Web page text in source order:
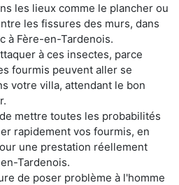
les lieux comme le plancher ou
les fissures des murs, dans
à Fère-en-Tardenois.
à ces insectes, parce
fourmis peuvent aller se
votre villa, attendant le bon
mettre toutes les probabilités
rapidement vos fourmis, en
une prestation réellement
Tardenois.
de poser problème à l'homme